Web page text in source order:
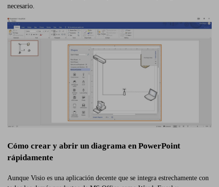
necesario.
Cómo crear y abrir un diagrama en PowerPoint
rápidamente
Aunque Visio es una aplicación decente que se integra estrechamente con